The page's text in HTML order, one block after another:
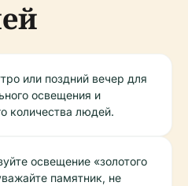
или поздний вечер для
освещения и
количества людей.
освещение «золотого
памятник, не